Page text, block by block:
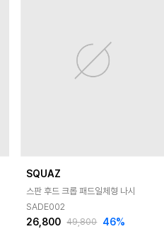
SQUAZ
스판 후드 크롭 패드일체형 나시
SADE002
26,800 49,800 46%